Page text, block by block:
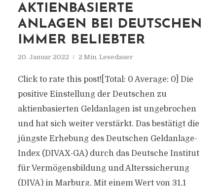
AKTIENBASIERTE
ANLAGEN BEI DEUTSCHEN
IMMER BELIEBTER
20. Januar 2022 2 Min. Lesedauer
Click to rate this post![Total: 0 Average: 0] Die
positive Einstellung der Deutschen zu
aktienbasierten Geldanlagen ist ungebrochen
und hat sich weiter verstärkt. Das bestätigt die
jüngste Erhebung des Deutschen Geldanlage-
Index (DIVAX-GA) durch das Deutsche Institut
für Vermögensbildung und Alterssicherung
(DIVA) in Marburg. Mit einem Wert von 31,1